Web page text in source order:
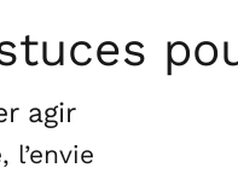
agir
l’envie